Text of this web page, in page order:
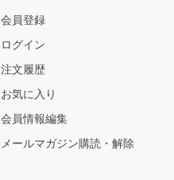
会員登録
ログイン
注文履歴
お気に入り
会員情報編集
メールマガジン購読・解除